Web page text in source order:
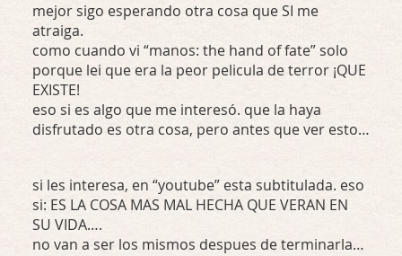
mejor sigo esperando otra cosa que SI me
atraiga.
como cuando vi “manos: the hand of fate” solo
porque lei que era la peor pelicula de terror ¡QUE
EXISTE!
eso si es algo que me interesó. que la haya
disfrutado es otra cosa, pero antes que ver esto…
si les interesa, en “youtube” esta subtitulada. eso
si: ES LA COSA MAS MAL HECHA QUE VERAN EN
SU VIDA….
no van a ser los mismos despues de terminarla…